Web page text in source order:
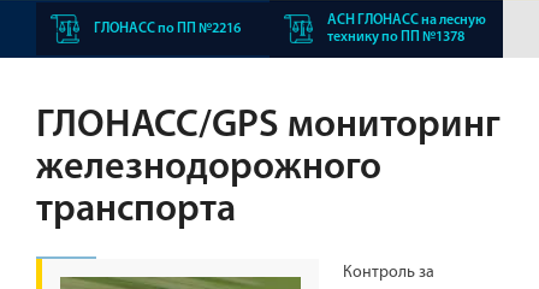
ГЛОНАСС по ПП №2216
АСН ГЛОНАСС на лесную
технику по ПП №1378
ГЛОНАСС/GPS мониторинг
железнодорожного
транспорта
Контроль за